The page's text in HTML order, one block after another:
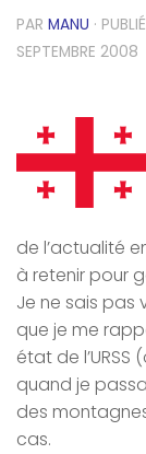
PAR MANU · PUBLIÉ
SEPTEMBRE 2008
de l’actualité
à retenir pour
Je ne sais pas
que je me
état de l’URSS
quand je
des
cas.